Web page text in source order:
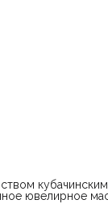
которое
Он идеально
ювелирное